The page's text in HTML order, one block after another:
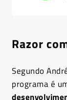
Razor
Segundo
programa é